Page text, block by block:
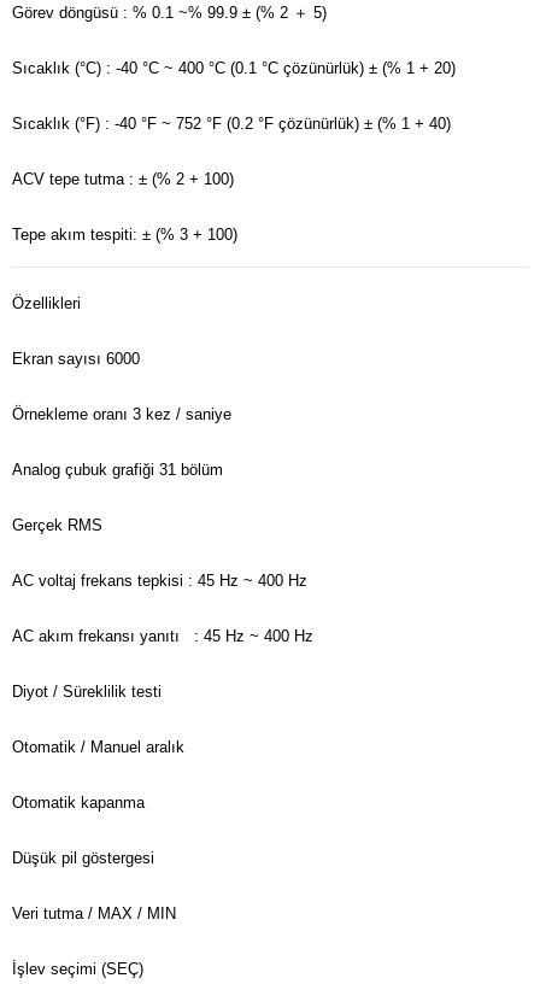
Görev döngüsü : % 0.1 ~% 99.9 ± (% 2 ＋ 5)
Sıcaklık (°C) : -40 °C ~ 400 °C (0.1 °C çözünürlük) ± (% 1 + 20)
Sıcaklık (°F) : -40 °F ~ 752 °F (0.2 °F çözünürlük) ± (% 1 + 40)
ACV tepe tutma : ± (% 2 + 100)
Tepe akım tespiti: ± (% 3 + 100)
Özellikleri
Ekran sayısı 6000
Örnekleme oranı 3 kez / saniye
Analog çubuk grafiği 31 bölüm
Gerçek RMS
AC voltaj frekans tepkisi : 45 Hz ~ 400 Hz
AC akım frekansı yanıtı : 45 Hz ~ 400 Hz
Diyot / Süreklilik testi
Otomatik / Manuel aralık
Otomatik kapanma
Düşük pil göstergesi
Veri tutma / MAX / MIN
İşlev seçimi (SEÇ)